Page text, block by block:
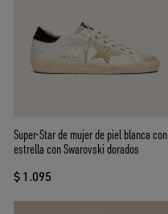
Super-Star de mujer de piel blanca con
estrella con Swarovski dorados
$ 1.095